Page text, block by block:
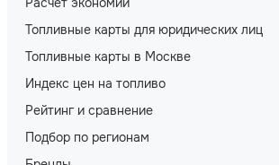
Топливные карты для юридических лиц
Топливные карты в Москве
Индекс цен на топливо
Рейтинг и сравнение
Подбор по регионам